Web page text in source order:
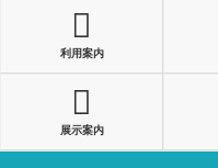
利用案内
展示案内